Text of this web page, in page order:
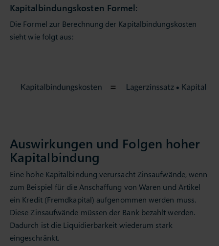
Kapitalbindungskosten Formel:
Die Formel zur Berechnung der Kapitalbindungskosten
sieht wie folgt aus:
Auswirkungen und Folgen hoher
Kapitalbindung
Eine hohe Kapitalbindung verursacht Zinsaufwände, wenn
zum Beispiel für die Anschaffung von Waren und Artikel
ein Kredit (Fremdkapital) aufgenommen werden muss.
Diese Zinsaufwände müssen der Bank bezahlt werden.
Dadurch ist die Liquidierbarkeit wiederum stark
eingeschränkt.